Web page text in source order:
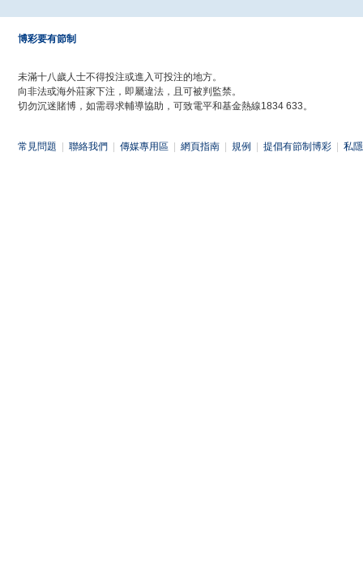
博彩要有節制
未滿十八歲人士不得投注或進入可投注的地方。
向非法或海外莊家下注，即屬違法，且可被判監禁。
切勿沉迷賭博，如需尋求輔導協助，可致電平和基金熱線1834 633。
常見問題 聯絡我們 傳媒專用區 網頁指南 規例 提倡有節制博彩 私